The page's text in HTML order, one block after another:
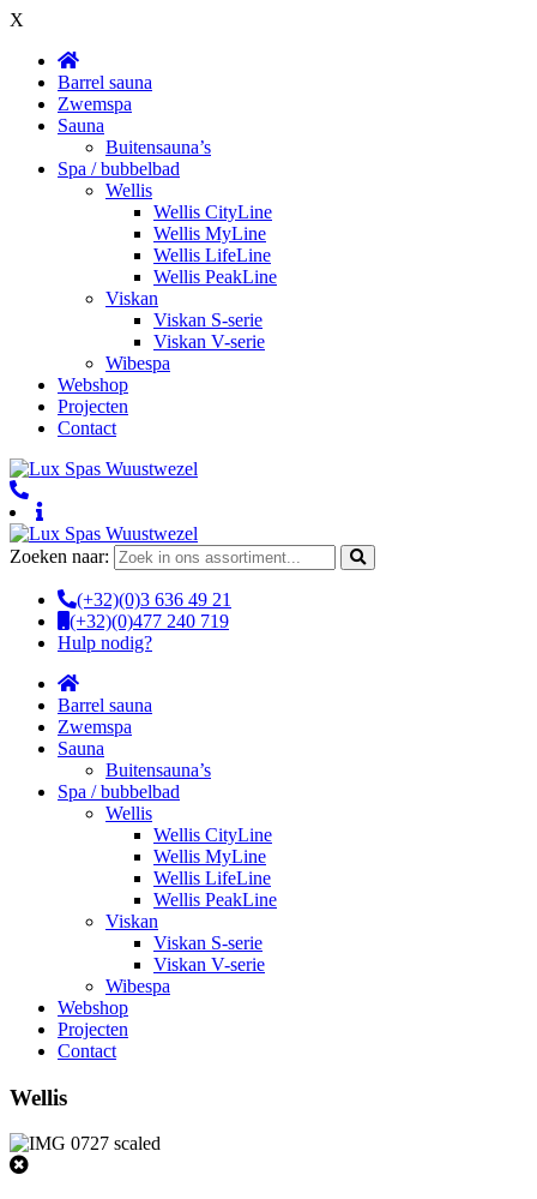
X
Barrel sauna
Zwemspa
Sauna
Buitensauna’s
Spa / bubbelbad
Wellis
Wellis CityLine
Wellis MyLine
Wellis LifeLine
Wellis PeakLine
Viskan
Viskan S-serie
Viskan V-serie
Wibespa
Webshop
Projecten
Contact
Zoeken naar:
(+32)(0)3 636 49 21
(+32)(0)477 240 719
Hulp nodig?
Barrel sauna
Zwemspa
Sauna
Buitensauna’s
Spa / bubbelbad
Wellis
Wellis CityLine
Wellis MyLine
Wellis LifeLine
Wellis PeakLine
Viskan
Viskan S-serie
Viskan V-serie
Wibespa
Webshop
Projecten
Contact
Wellis